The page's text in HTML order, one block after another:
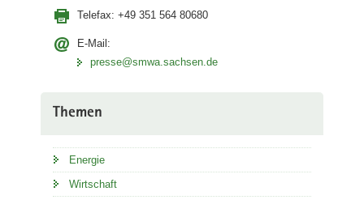
Telefax: +49 351 564 80680
E-Mail:
presse@smwa.sachsen.de
Themen
Energie
Wirtschaft